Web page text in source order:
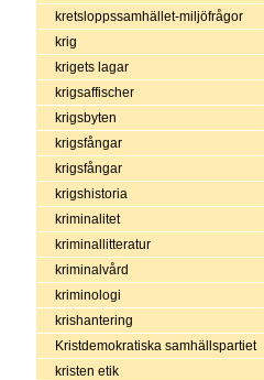
kretsloppssamhället-miljöfrågor
krig
krigets lagar
krigsaffischer
krigsbyten
krigsfångar
krigsfångar
krigshistoria
kriminalitet
kriminallitteratur
kriminalvård
kriminologi
krishantering
Kristdemokratiska samhällspartiet
kristen etik